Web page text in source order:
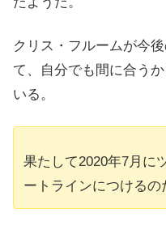
クリス・フルームが今
て、自分でも間に合う
いる。
果たして2020年7月に
ートラインにつけるの